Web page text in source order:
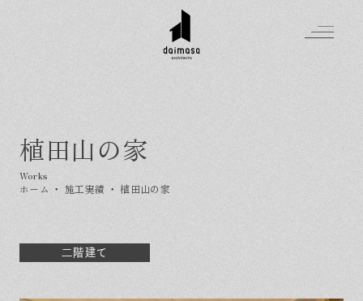
植田山の家
ホーム ・ 施工実績 ・植田山の家
二階建て
Greeting
はじめましての方へ
Made in DAIMASA
オーダーメイドの住まい
施工実績
Topics